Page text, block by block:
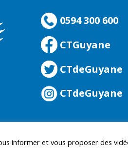
0594 300 600
CTGuyane
CTdeGuyane
CTdeGuyane
informer et vous proposer des